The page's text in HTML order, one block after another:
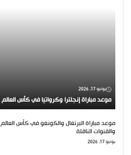
يونيو 17, 2026
موعد مباراة إنجلترا وكرواتيا في كأس العالم 2026 والقنوات الناقلة
والقنوات الناقلة
يونيو 17, 2026